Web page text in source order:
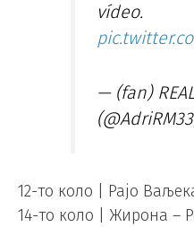
vídeo.
— (fan)
12-то коло | Рајо
14-то коло | Жирона –